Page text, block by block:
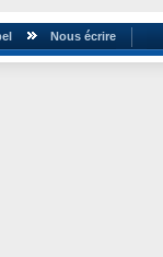
Nous écrire